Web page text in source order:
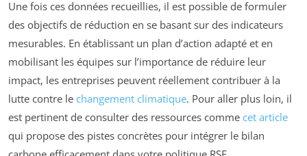
Une fois ces données recueillies, il est possible de formuler
des objectifs de réduction en se basant sur des indicateurs
mesurables. En établissant un plan d’action adapté et en
mobilisant les équipes sur l’importance de réduire leur
impact, les entreprises peuvent réellement contribuer à la
lutte contre le changement climatique. Pour aller plus loin, il
est pertinent de consulter des ressources comme cet article
qui propose des pistes concrètes pour intégrer le bilan